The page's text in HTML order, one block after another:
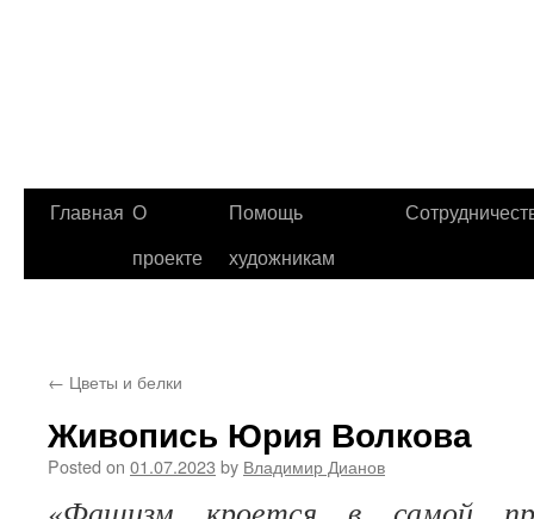
Главная О
проекте
Помощь
художникам
← Цветы и белки
Живопись Юрия Волкова
Posted on 01.07.2023 by Владимир Дианов